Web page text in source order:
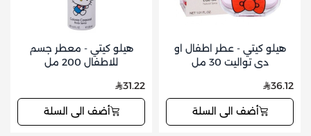
هيلو كيتي - عطر اطفال او
دي تواليت 30 مل
36.12
أضف الى السلة
هيلو كيتي - معطر جسم
للاطفال 200 مل
31.22
أضف الى السلة